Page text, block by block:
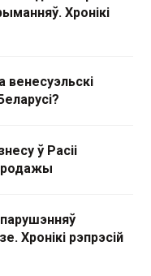
Хронікі
ў Расіі
Хронікі рэпрэсій